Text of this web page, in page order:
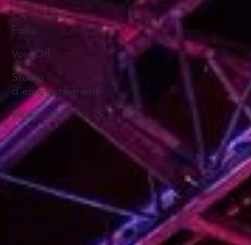
Christmas
Folks
Voix Off
Studio
d'enregistrement
Musique